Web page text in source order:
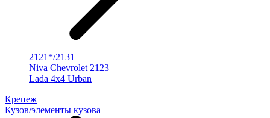
2121*/2131
Niva Chevrolet 2123
Lada 4x4 Urban
Крепеж
Кузов/элементы кузова